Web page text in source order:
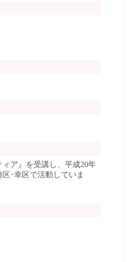
ア』を受講し、平成20年
･幸区で活動していま